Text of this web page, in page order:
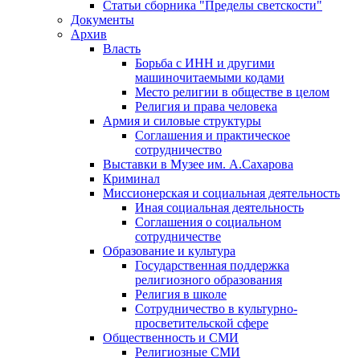
Статьи сборника "Пределы светскости"
Документы
Архив
Власть
Борьба с ИНН и другими
машиночитаемыми кодами
Место религии в обществе в целом
Религия и права человека
Армия и силовые структуры
Соглашения и практическое
сотрудничество
Выставки в Музее им. А.Сахарова
Криминал
Миссионерская и социальная деятельность
Иная социальная деятельность
Соглашения о социальном
сотрудничестве
Образование и культура
Государственная поддержка
религиозного образования
Религия в школе
Сотрудничество в культурно-
просветительской сфере
Общественность и СМИ
Религиозные СМИ